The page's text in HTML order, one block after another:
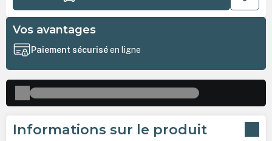
Vos avantages
Paiement sécuriséen ligne
Informations sur le produit